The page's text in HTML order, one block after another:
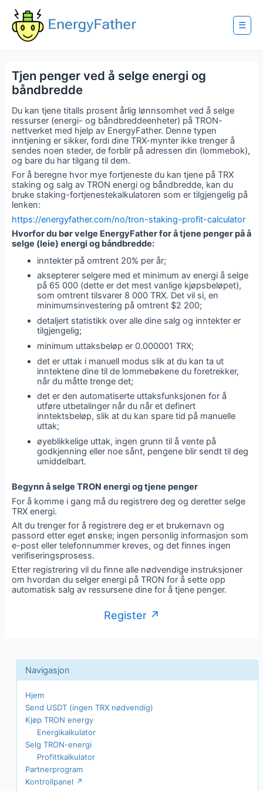
content
☰
Tjen penger ved å selge energi og
båndbredde
Du kan tjene titalls prosent årlig lønnsomhet ved å selge
ressurser (energi- og båndbreddeenheter) på TRON-
nettverket med hjelp av EnergyFather. Denne typen
inntjening er sikker, fordi dine TRX-mynter ikke trenger å
sendes noen steder, de forblir på adressen din (lommebok),
og bare du har tilgang til dem.
For å beregne hvor mye fortjeneste du kan tjene på TRX
staking og salg av TRON energi og båndbredde, kan du
bruke staking-fortjenestekalkulatoren som er tilgjengelig på
lenken:
https://energyfather.com/no/tron-staking-profit-calculator
Hvorfor du bør velge EnergyFather for å tjene penger på å
selge (leie) energi og båndbredde:
inntekter på omtrent 20% per år;
aksepterer selgere med et minimum av energi å selge
på 65 000 (dette er det mest vanlige kjøpsbeløpet),
som omtrent tilsvarer 8 000 TRX. Det vil si, en
minimumsinvestering på omtrent $2 200;
detaljert statistikk over alle dine salg og inntekter er
tilgjengelig;
minimum uttaksbeløp er 0.000001 TRX;
det er uttak i manuell modus slik at du kan ta ut
inntektene dine til de lommebøkene du foretrekker,
når du måtte trenge det;
det er den automatiserte uttaksfunksjonen for å
utføre utbetalinger når du når et definert
inntektsbeløp, slik at du kan spare tid på manuelle
uttak;
øyeblikkelige uttak, ingen grunn til å vente på
godkjenning eller noe sånt, pengene blir sendt til deg
umiddelbart.
Begynn å selge TRON energi og tjene penger
For å komme i gang må du registrere deg og deretter selge
TRX energi.
Alt du trenger for å registrere deg er et brukernavn og
passord etter eget ønske; ingen personlig informasjon som
e-post eller telefonnummer kreves, og det finnes ingen
verifiseringsprosess.
Etter registrering vil du finne alle nødvendige instruksjoner
om hvordan du selger energi på TRON for å sette opp
automatisk salg av ressursene dine for å tjene penger.
Register ↗
Hjem
Send USDT (ingen TRX nødvendig)
Kjøp TRON energy
Energikalkulator
Selg TRON-energi
Profittkalkulator
Partnerprogram
Kontrollpanel ↗